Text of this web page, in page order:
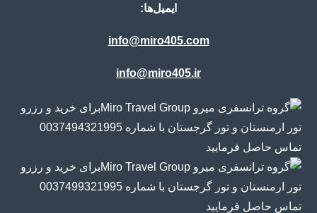
ایمیل‌ها:
info@miro405.com
info@miro405.ir